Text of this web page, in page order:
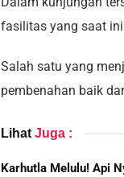
fasilitas yang saat
Salah satu yang
pembenahan baik
Lihat Juga :
Karhutla Melulu! Api